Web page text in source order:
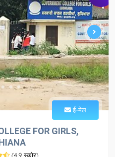
ई-मेल
FOR GIRLS,
(4.9 स्कोर)